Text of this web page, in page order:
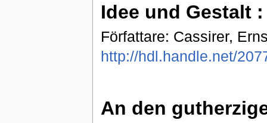
Idee und Gestalt
Författare: Cassirer,
http://hdl.handle.net/
An den